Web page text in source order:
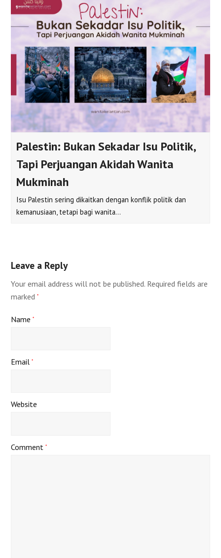
Palestin: Bukan Sekadar Isu Politik,
Tapi Perjuangan Akidah Wanita
Mukminah
Isu Palestin sering dikaitkan dengan konflik politik dan
kemanusiaan, tetapi bagi wanita…
Leave a Reply
Your email address will not be published. Required fields are
marked*
Name*
Email*
Website
Comment*